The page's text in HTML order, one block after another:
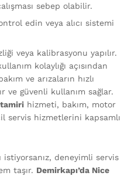
sebep olabilir.
edin veya alıcı sistemi
veya kalibrasyonu yapılır.
kolaylığı açısından
ve arızaların hızlı
ve güvenli kullanım sağlar.
tamiri hizmeti, bakım, motor
servis hizmetlerini kapsamlı
istiyorsanız, deneyimli servis
taşır. Demirkapı’da Nice